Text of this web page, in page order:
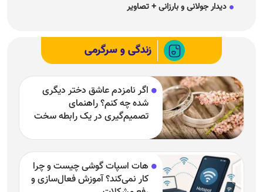
دیدار جولانی و بارزانی + تصاویر
زندگی و سرگرمی
اگر نامزدم عاشق دختر دیگری
شده چه کنم؟ راهنمای
تصمیم‌گیری در یک رابطه سخت
هات اسپات گوشی چیست و چرا
کار نمی‌کند؟ آموزش فعال‌سازی و